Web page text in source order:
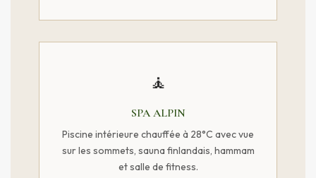
🧘
SPA ALPIN
Piscine intérieure chauffée à 28°C avec vue
sur les sommets, sauna finlandais, hammam
et salle de fitness.